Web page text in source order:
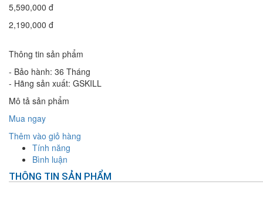
5,590,000 đ
2,190,000 đ
Thông tin sản phẩm
- Bảo hành: 36 Tháng
- Hãng sản xuất: GSKILL
Mô tả sản phẩm
Mua ngay
Thêm vào giỏ hàng
Tính năng
Bình luận
THÔNG TIN SẢN PHẨM